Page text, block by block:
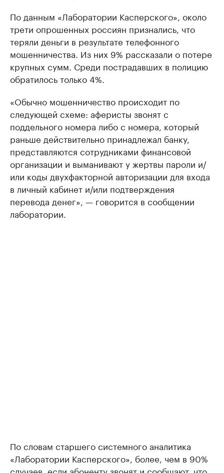
По данным «Лаборатории Касперского», около
трети опрошенных россиян признались, что
теряли деньги в результате телефонного
мошенничества. Из них 9% рассказали о потере
крупных сумм. Среди пострадавших в полицию
обратилось только 4%.
«Обычно мошенничество происходит по
следующей схеме: аферисты звонят с
поддельного номера либо с номера, который
раньше действительно принадлежал банку,
представляются сотрудниками финансовой
организации и выманивают у жертвы пароли и/
или коды двухфакторной авторизации для входа
в личный кабинет и/или подтверждения
перевода денег», — говорится в сообщении
лаборатории.
По словам старшего системного аналитика
«Лаборатории Касперского», более, чем в 90%